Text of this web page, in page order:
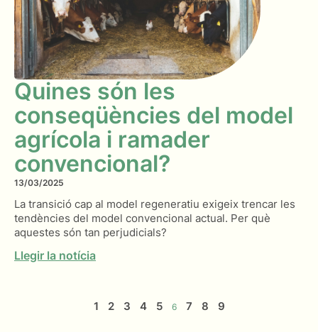
Quines són les
conseqüències del model
agrícola i ramader
convencional?
13/03/2025
La transició cap al model regeneratiu exigeix trencar les
tendències del model convencional actual. Per què
aquestes són tan perjudicials?
Llegir la notícia
1 2 3 4 5 6 7 8 9